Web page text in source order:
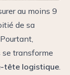
au moins 9
de sa
se transforme
tête logistique.